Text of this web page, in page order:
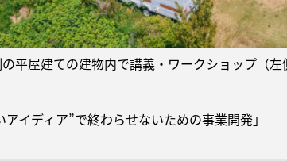
平屋建ての建物内で講義・ワークショップ（左
イディア”で終わらせないための事業開発」